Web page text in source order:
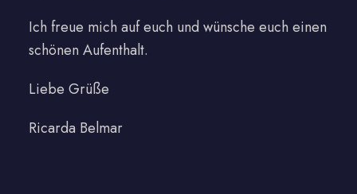
Ich freue mich auf euch und wünsche euch einen
schönen Aufenthalt.
Liebe Grüße
Ricarda Belmar